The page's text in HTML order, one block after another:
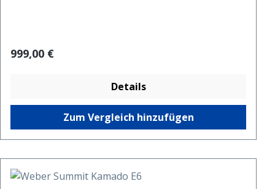
Regulärer Preis:
999,00 €
Details
Zum Vergleich hinzufügen